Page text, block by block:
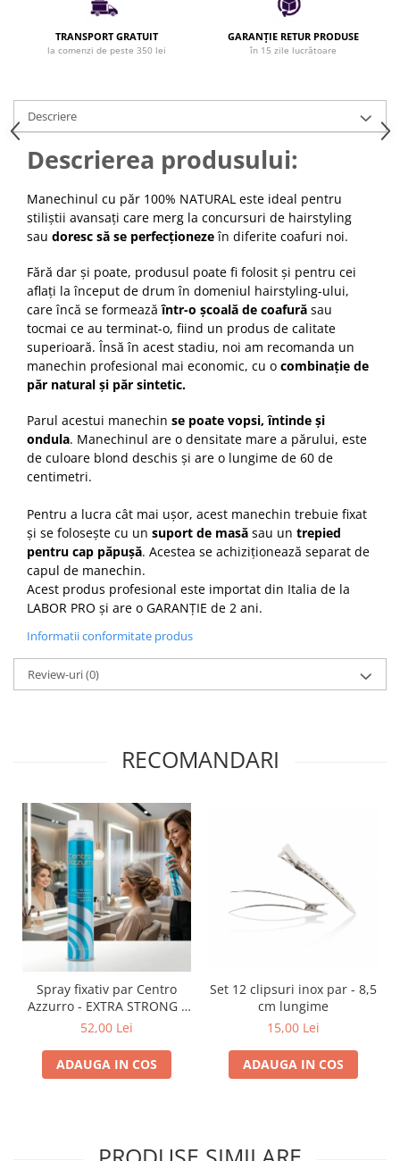
Cap manechin par natural
Trepiede cap manechin
TRANSPORT GRATUIT
la comenzi de peste 350 lei
GARANȚIE RETUR PRODUSE
în 15 zile lucrătoare
Descriere
Descrierea produsului:
Manechinul cu păr 100% NATURAL este ideal pentru
stiliștii avansați care merg la concursuri de hairstyling
sau doresc să se perfecționezeîn diferite coafuri noi.
Fără dar și poate, produsul poate fi folosit și pentru cei
aflați la început de drum în domeniul hairstyling-ului,
care încă se formeazăîntr-o școală de coafură sau
tocmai ce au terminat-o, fiind un produs de calitate
superioară. Însă în acest stadiu, noi am recomanda un
manechin profesional mai economic, cu o combinație de
păr natural și păr sintetic.
Parul acestui manechin se poate vopsi, întinde și
ondula. Manechinul are o densitate mare a părului, este
de culoare blond deschis și are o lungime de 60 de
centimetri.
Pentru a lucra cât mai ușor, acest manechin trebuie fixat
și se folosește cu un suport de masă sau un trepied
pentru cap păpușă. Acestea se achiziționează separat de
capul de manechin.
Acest produs profesional este importat din Italia de la
LABOR PRO și are o GARANȚIE de 2 ani.
Informatii conformitate produs
Review-uri(0)
RECOMANDARI
Spray fixativ par Centro
Azzurro - EXTRA STRONG -
750 ml
52,00 Lei
ADAUGA IN COS
Set 12 clipsuri inox par - 8,5
cm lungime
15,00 Lei
ADAUGA IN COS